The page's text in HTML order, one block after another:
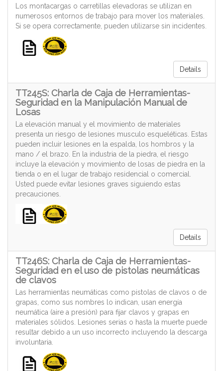
Los montacargas o carretillas elevadoras se utilizan en
numerosos entornos de trabajo para mover los materiales.
Si se opera correctamente, pueden utilizarse sin incidentes.
Details
TT245S: Charla de Caja de Herramientas-
Seguridad en la Manipulación Manual de
Losas
La elevación manual y el movimiento de materiales
presenta un riesgo de lesiones musculo esqueléticas. Estas
pueden incluir lesiones en la espalda, los hombros y la
mano / el brazo. En la industria de la piedra, el riesgo
incluye la elevación y movimiento de losas de piedra en la
tienda o en el lugar de trabajo residencial o comercial.
Usted puede evitar lesiones graves siguiendo estas
precauciones.
Details
TT246S: Charla de Caja de Herramientas-
Seguridad en el uso de pistolas neumáticas
de clavos
Las herramientas neumáticas como pistolas de clavos o de
grapas, como sus nombres lo indican, usan energía
neumática (aire a presión) para fijar clavos y grapas en
materiales sólidos. Lesiones serias o hasta la muerte puede
resultar debido a un uso incorrecto incluyendo la descarga
involuntaria.